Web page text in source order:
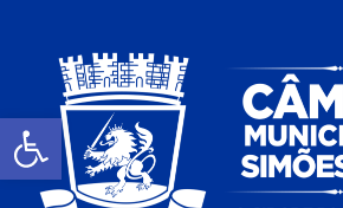
Open toolbar